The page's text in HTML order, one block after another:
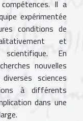
Il a
expérimentée
conditions de
et
En
nouvelles
sciences
à différents
dans une